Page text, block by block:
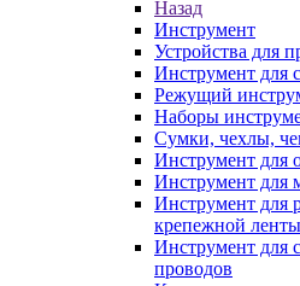
Назад
Инструмент
Устройства для
Инструмент для
Режущий
Наборы
Сумки, чехлы,
Инструмент для
Инструмент для
Инструмент для
крепежной ленты
Инструмент для
проводов